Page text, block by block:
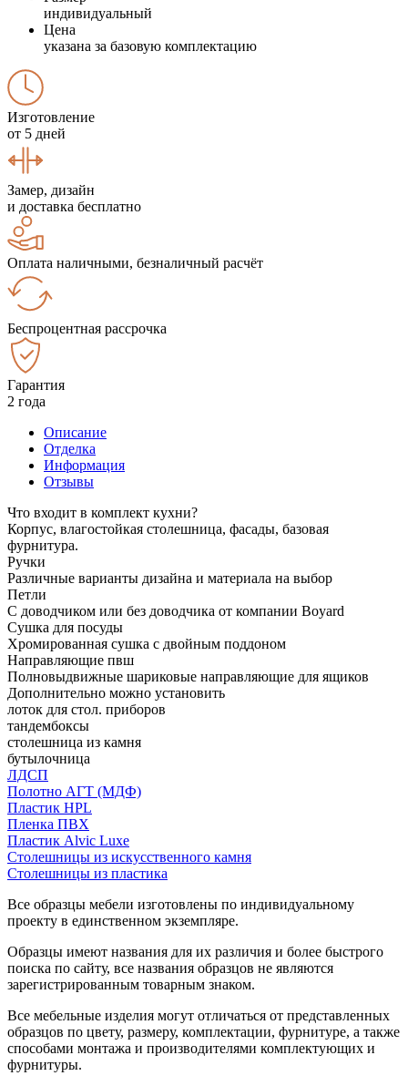
индивидуальный
Цена
указана за базовую комплектацию
Изготовление
от 5 дней
Замер, дизайн
и доставка бесплатно
Оплата наличными, безналичный расчёт
Беспроцентная рассрочка
Гарантия
2 года
Описание
Отделка
Информация
Отзывы
Что входит в комплект кухни?
Корпус, влагостойкая столешница, фасады, базовая
фурнитура.
Ручки
Различные варианты дизайна и материала на выбор
Петли
С доводчиком или без доводчика от компании Boyard
Сушка для посуды
Хромированная сушка с двойным поддоном
Направляющие пвш
Полновыдвижные шариковые направляющие для ящиков
Дополнительно можно установить
лоток для стол. приборов
тандембоксы
столешница из камня
бутылочница
ЛДСП
Полотно АГТ (МДФ)
Пластик HPL
Пленка ПВХ
Пластик Alvic Luxe
Столешницы из искусственного камня
Столешницы из пластика
Все образцы мебели изготовлены по индивидуальному
проекту в единственном экземпляре.
Образцы имеют названия для их различия и более быстрого
поиска по сайту, все названия образцов не являются
зарегистрированным товарным знаком.
Все мебельные изделия могут отличаться от представленных
образцов по цвету, размеру, комплектации, фурнитуре, а также
способами монтажа и производителями комплектующих и
фурнитуры.